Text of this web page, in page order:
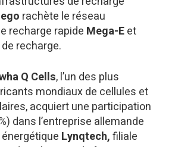
rachète le réseau
recharge rapide Mega-Eet
recharge.
Q Cells, l’un des plus
mondiaux de cellules et
acquiert une participation
dans l’entreprise allemande
Lynqtech,filiale